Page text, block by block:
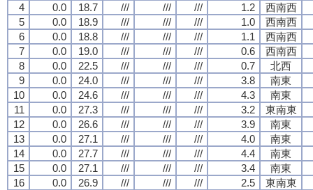
4
0.0 18.7 /// /// /// 1.2
西南西
5
0.0 18.9 /// /// /// 1.0
西南西
6
0.0 18.8 /// /// /// 1.1
西南西
7
0.0 19.0 /// /// /// 0.6
西南西
8
0.0 22.5 /// /// /// 0.7
北西
9
0.0 24.0 /// /// /// 3.8
南東
10
0.0 24.6 /// /// /// 4.3
南東
11
0.0 27.3 /// /// /// 3.2
東南東
12
0.0 26.6 /// /// /// 3.9
南東
13
0.0 27.1 /// /// /// 4.0
南東
14
0.0 27.7 /// /// /// 4.4
南東
15
0.0 27.1 /// /// /// 3.4
南東
16
0.0 26.9 /// /// /// 2.5
東南東